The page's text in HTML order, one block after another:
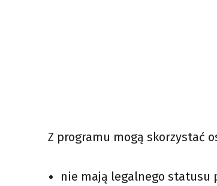
Z programu mogą skorzystać
nie mają legalnego statusu